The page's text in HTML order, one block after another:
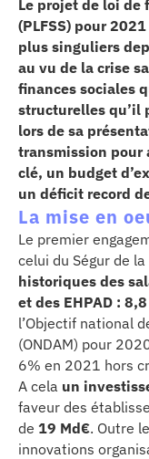
l’éditeur
un CHU
Le projet de loi de
(PLFSS) pour
plus singuliers
au vu de la crise
finances sociales
structurelles qu’il
lors de sa
transmission pour
clé, un budget
un déficit record
La mise en
Le premier
celui du Ségur de
historiques des
et des EHPAD :
l’Objectif national
(ONDAM) pour
6% en 2021 hors
A cela un
faveur des
de 19 Md€. Outre
innovations